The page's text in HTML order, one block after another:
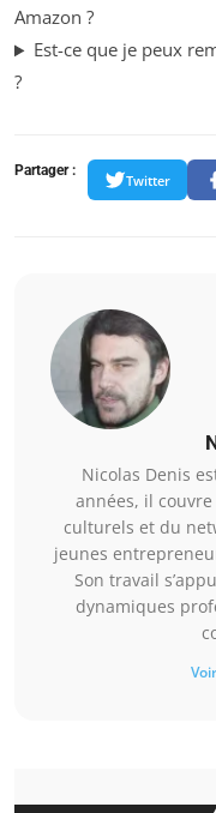
Amazon ?
Est-ce que je peux
?
Partager :
Twitter
Nicolas Denis
années, il
culturels et du
jeunes
Son travail
dynamiques